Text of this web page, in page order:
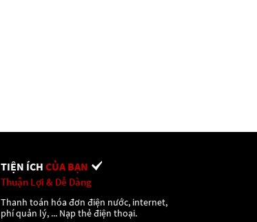
TIỆN ÍCH CỦA BẠN
Thuận Lợi & Dễ Dàng
Thanh toán hóa đơn điện nước, internet,
phí quản lý, ... Nạp thẻ điện thoại.